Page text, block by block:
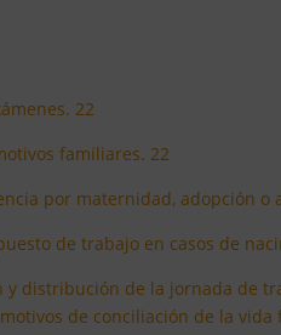
22
familiares. 22
por maternidad, adopción o
de trabajo en casos de
distribución de la jornada de
de conciliación de la vida